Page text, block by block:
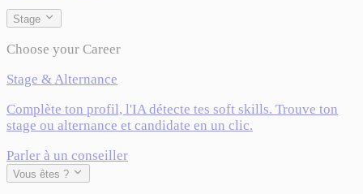
Stage
Choose your Career
Stage & Alternance
Complète ton profil, l'IA détecte tes soft skills. Trouve ton
stage ou alternance et candidate en un clic.
Parler à un conseiller
Vous êtes ?